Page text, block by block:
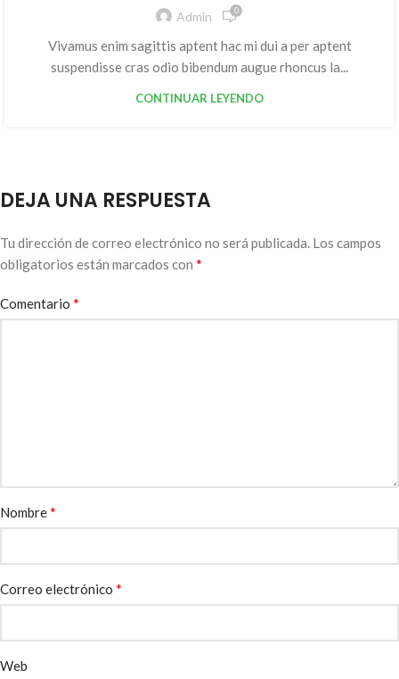
Admin 0
Vivamus enim sagittis aptent hac mi dui a per aptent
suspendisse cras odio bibendum augue rhoncus la...
CONTINUAR LEYENDO
DEJA UNA RESPUESTA
Tu dirección de correo electrónico no será publicada. Los campos
obligatorios están marcados con *
Comentario *
Nombre*
Correo electrónico *
Web